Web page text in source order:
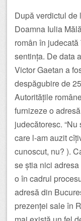
După verdictul de
Doamna Iulia
român în
sentința. De data
Victor Gaetan a
despăgubire de
Autoritățile
furnizeze o
judecătoresc.
care l-am auzit
cunoscut, nu? ).
se știa nici
o în cadrul
adresă din
prezenței sale în